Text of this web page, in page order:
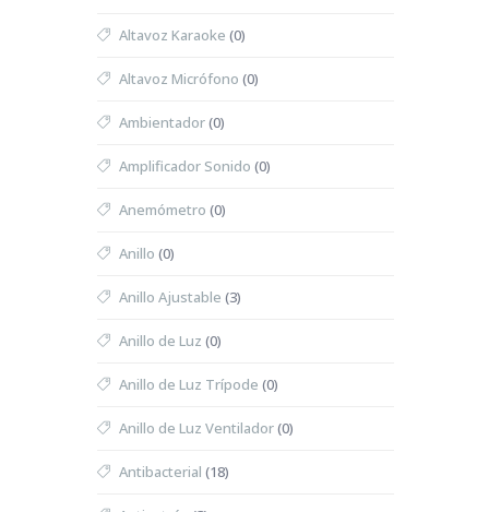
Altavoz Karaoke (0)
Altavoz Micrófono (0)
Ambientador(0)
Amplificador Sonido (0)
Anemómetro (0)
Anillo (0)
Anillo Ajustable (3)
Anillo de Luz (0)
Anillo de Luz Trípode (0)
Anillo de Luz Ventilador(0)
Antibacterial (18)